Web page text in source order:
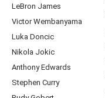
LeBron James
Victor Wembanyama
Luka Doncic
Nikola Jokic
Anthony Edwards
Stephen Curry